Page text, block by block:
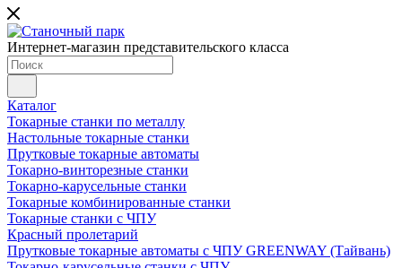
Интернет-магазин представительского класса
Каталог
Токарные станки по металлу
Настольные токарные станки
Прутковые токарные автоматы
Токарно-винторезные станки
Токарно-карусельные станки
Токарные комбинированные станки
Токарные станки с ЧПУ
Красный пролетарий
Прутковые токарные автоматы с ЧПУ GREENWAY (Тайвань)